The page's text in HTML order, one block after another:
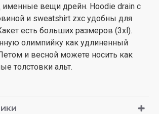
именные вещи дрейн. Hoodie drain с
и sweatshirt zxc удобны для
есть больших размеров (3xl).
олимпийку как удлиненный
и весной можете носить как
толстовки альт.